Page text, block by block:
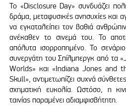
Το «Disclosure Day» συνδυάζει
δράμα, μεταφυσικές ανησυχίες και
να εγκαταλείπει τον βαθιά
ανέκαθεν το σινεμά του. Το
απόλυτα ισορροπημένο. Το
συνεργάτη του Σπίλμπεργκ από τα
Worlds» και «Indiana Jones and
Skull», αντιμετωπίζει συχνά
σχηματική ευκολία. Ωστόσο, η
ταινίας παραμένει αδιαμφισβήτητη.